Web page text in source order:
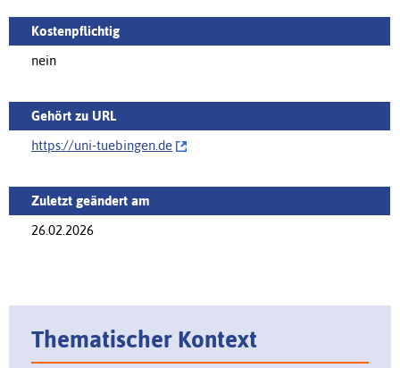
Kostenpflichtig
nein
Gehört zu URL
https://‌uni-tuebingen.de
Zuletzt geändert am
26.02.2026
Thematischer Kontext